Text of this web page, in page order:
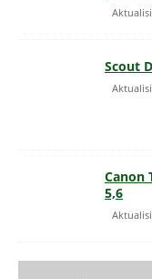
Scout
Canon
5,6